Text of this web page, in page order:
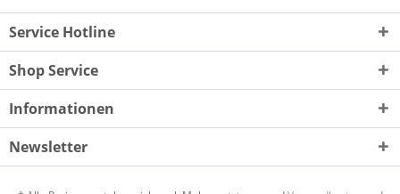
Service Hotline
Shop Service
Informationen
Newsletter